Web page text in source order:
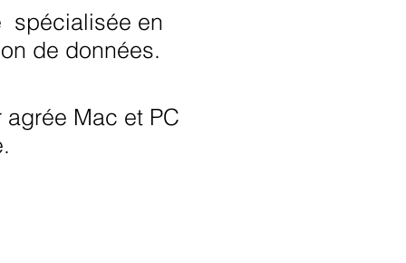
spécialisée en
de données.
agrée Mac et PC